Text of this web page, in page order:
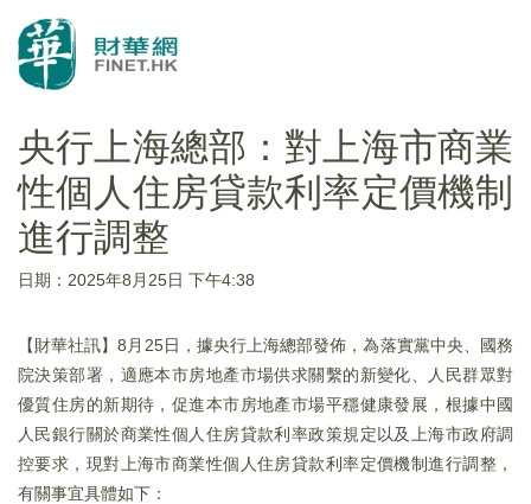
央行上海總部：對上海市商業
性個人住房貸款利率定價機制
進行調整
日期：2025年8月25日 下午4:38
【財華社訊】8月25日，據央行上海總部發佈，為落實黨中央、國務
院決策部署，適應本市房地產市場供求關繫的新變化、人民群眾對
優質住房的新期待，促進本市房地產市場平穩健康發展，根據中國
人民銀行關於商業性個人住房貸款利率政策規定以及上海市政府調
控要求，現對上海市商業性個人住房貸款利率定價機制進行調整，
有關事宜具體如下：